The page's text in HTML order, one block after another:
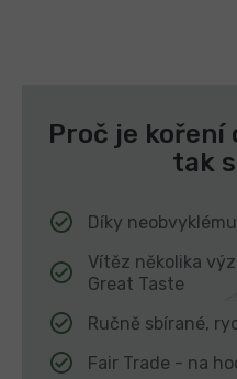
Proč je koření
tak
Díky
Vítěz několika
Great Taste
Ručně sbírané,
Fair Trade - na